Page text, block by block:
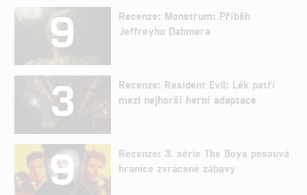
9
Recenze: Monstrum: Příběh
Jeffreyho Dahmera
3
Recenze: Resident Evil: Lék patří
mezi nejhorší herní adaptace
9
Recenze: 3. série The Boys posouvá
hranice zvrácené zábavy